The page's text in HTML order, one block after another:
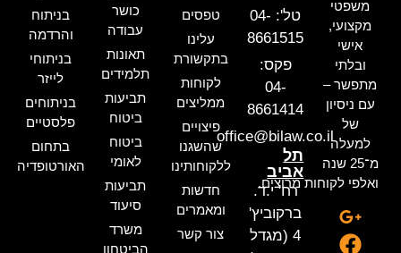
משפטי
מקצועי,
אישי
ובלתי
מתפשר –
עם ניסיון
של
למעלה
מ־25 שנה
ואלפי לקוחות מרוצים.
טפסים
עלינו
בתקשורת
לקוחות
ממליצים
פיצויים
שהשגנו
ללקוחותינו
חדשות
ומאמרים
צור קשר
כושר
עבודה
תאונות
תלמידים
תביעות
ביטוח
ביטוח
לאומי
תביעות
סיעוד
משרד
הביטחון
בניתוח
והרדמה
בניתוחי
לייזר
בניתוחים
פלסטיים
בתחום
האורטופדיה
טל': 04-
8661515
פקס:
04-
8661414
office@bilaw.co.il
תל
אביב
רח' י.ד.
ברקוביץ'
4 (מגדל